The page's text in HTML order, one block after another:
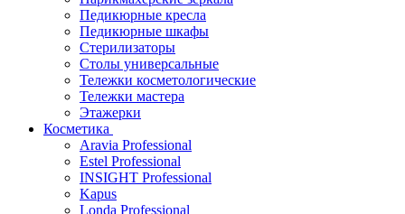
Педикюрные кресла
Педикюрные шкафы
Стерилизаторы
Столы универсальные
Тележки косметологические
Тележки мастера
Этажерки
Косметика
Aravia Professional
Estel Professional
INSIGHT Professional
Kapus
Londa Professional